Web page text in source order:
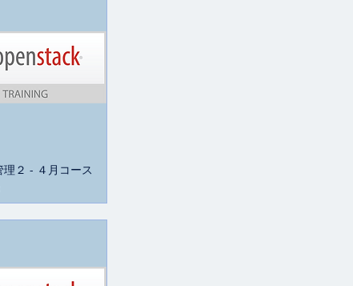
理２ - ４月コース